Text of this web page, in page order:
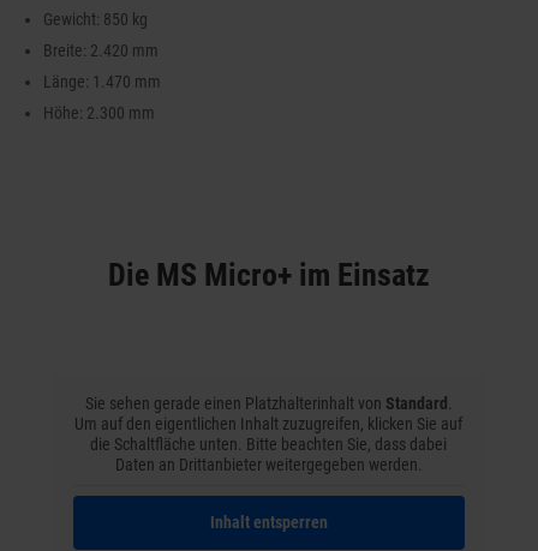
Gewicht: 850 kg
Breite: 2.420 mm
Länge: 1.470 mm
Höhe: 2.300 mm
Die MS Micro+ im Einsatz
Sie sehen gerade einen Platzhalterinhalt von Standard .
Um auf den eigentlichen Inhalt zuzugreifen, klicken Sie auf
die Schaltfläche unten. Bitte beachten Sie, dass dabei
Daten an Drittanbieter weitergegeben werden.
Inhalt entsperren